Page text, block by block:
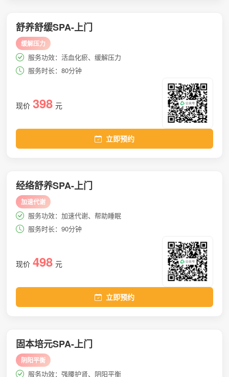
舒养舒缓SPA-上门
缓解压力
服务功效：活血化瘀、缓解压力
服务时长：80分钟
现价 398 元
立即预约
经络舒养SPA-上门
加速代谢
服务功效：加速代谢、帮助睡眠
服务时长：90分钟
现价 498 元
立即预约
固本培元SPA-上门
阴阳平衡
服务功效：强腰护肾、阴阳平衡